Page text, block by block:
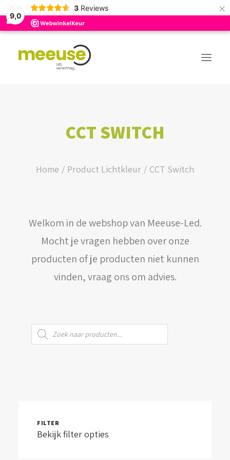
9,0
3 Reviews ×
BUDGET ASSORTIMENT
WEBSHOP
LOGIN / REGISTER
WINKELWAGEN
CCT SWITCH
Home Product Lichtkleur CCT Switch
Welkom in de webshop van Meeuse-Led.
Mocht je vragen hebben over onze
producten of je producten niet kunnen
vinden, vraag ons om advies.
Producten
zoeken
FILTER
Bekijk filter opties